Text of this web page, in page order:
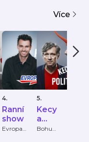
Více
4.
Ranní
show
Evropa
5.
Kecy
a
politik
Bohumil